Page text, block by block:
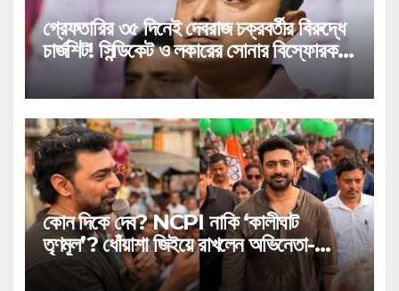
গ্রেফতারির ৩৫ দিনেই দেবরাজ চক্রবর্তীর বিরুদ্ধে
চার্জশিট! সিন্ডিকেট ও লকারের সোনার বিস্ফোরক
উল্লেখ!
কোন দিকে দেব? NCPI নাকি ‘কালীঘাট
তৃণমূল’? ধোঁয়াশা জিইয়ে রাখলেন অভিনেতা-
সাংসদ!